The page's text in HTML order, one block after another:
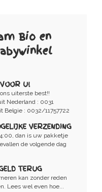
Bio en
U!
uiterste best!!
Nederland : 0031
Belgie : 0032/11757722
VERZENDING
dan is uw pakketje
de volgende dag
TERUG
kan zonder reden
Lees wel even hoe...